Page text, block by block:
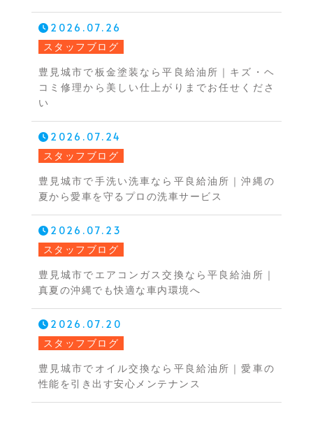
2026.07.26
スタッフブログ
豊見城市で板金塗装なら平良給油所｜キズ・ヘ
コミ修理から美しい仕上がりまでお任せくださ
い
2026.07.24
スタッフブログ
豊見城市で手洗い洗車なら平良給油所｜沖縄の
夏から愛車を守るプロの洗車サービス
2026.07.23
スタッフブログ
豊見城市でエアコンガス交換なら平良給油所｜
真夏の沖縄でも快適な車内環境へ
2026.07.20
スタッフブログ
豊見城市でオイル交換なら平良給油所｜愛車の
性能を引き出す安心メンテナンス